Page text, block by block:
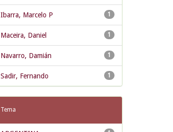
1
Ibarra, Marcelo P
1
Maceira, Daniel
1
Navarro, Damián
1
Sadir, Fernando
Tema